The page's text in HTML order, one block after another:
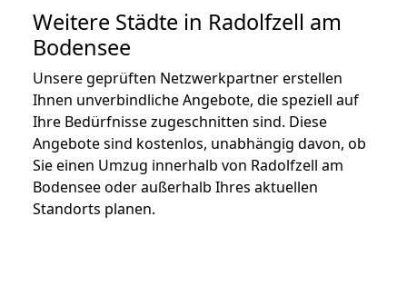
Weitere Städte in Radolfzell am
Bodensee
Unsere geprüften Netzwerkpartner erstellen
Ihnen unverbindliche Angebote, die speziell auf
Ihre Bedürfnisse zugeschnitten sind. Diese
Angebote sind kostenlos, unabhängig davon, ob
Sie einen Umzug innerhalb von Radolfzell am
Bodensee oder außerhalb Ihres aktuellen
Standorts planen.